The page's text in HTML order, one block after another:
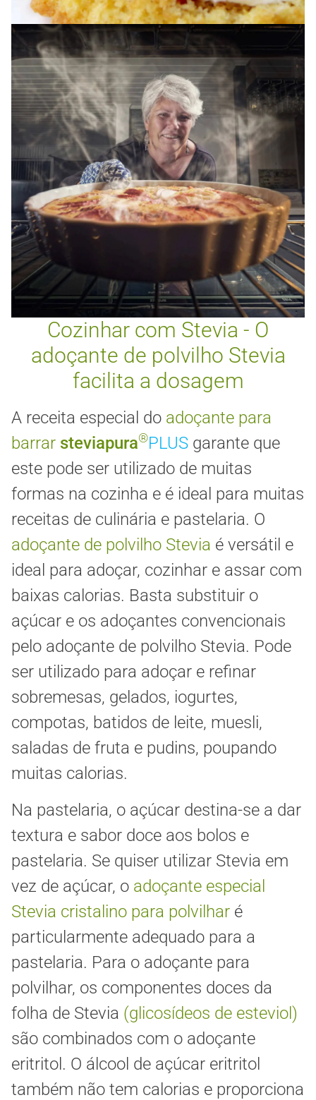
Cozinhar com Stevia - O
adoçante de polvilho Stevia
facilita a dosagem
A receita especial do adoçante para
barrar steviapura®PLUS garante que
este pode ser utilizado de muitas
formas na cozinha e é ideal para muitas
receitas de culinária e pastelaria. O
adoçante de polvilho Stevia é versátil e
ideal para adoçar, cozinhar e assar com
baixas calorias. Basta substituir o
açúcar e os adoçantes convencionais
pelo adoçante de polvilho Stevia. Pode
ser utilizado para adoçar e refinar
sobremesas, gelados, iogurtes,
compotas, batidos de leite, muesli,
saladas de fruta e pudins, poupando
muitas calorias.
Na pastelaria, o açúcar destina-se a dar
textura e sabor doce aos bolos e
pastelaria. Se quiser utilizar Stevia em
vez de açúcar, o adoçante especial
Stevia cristalino para polvilhar é
particularmente adequado para a
pastelaria. Para o adoçante para
polvilhar, os componentes doces da
folha de Stevia (glicosídeos de esteviol)
são combinados com o adoçante
eritritol. O álcool de açúcar eritritol
também não tem calorias e proporciona